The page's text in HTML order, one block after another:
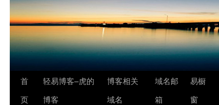
跳
至
首
页
轻易博客–虎的
博客
博客相关
域名
域名邮
箱
易橱
窗